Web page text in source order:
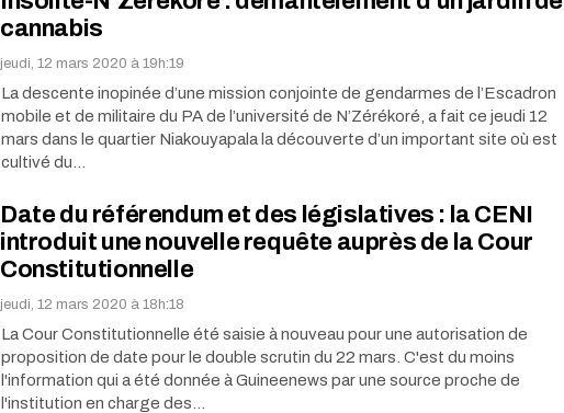
cannabis
jeudi, 12 mars 2020 à 19h:19
La descente inopinée d’une mission conjointe de gendarmes de l’Escadron
mobile et de militaire du PA de l’université de N’Zérékoré, a fait ce jeudi 12
mars dans le quartier Niakouyapala la découverte d’un important site où est
cultivé du…
Date du référendum et des législatives : la CENI
introduit une nouvelle requête auprès de la Cour
Constitutionnelle
jeudi, 12 mars 2020 à 18h:18
La Cour Constitutionnelle été saisie à nouveau pour une autorisation de
proposition de date pour le double scrutin du 22 mars. C'est du moins
l'information qui a été donnée à Guineenews par une source proche de
l'institution en charge des…